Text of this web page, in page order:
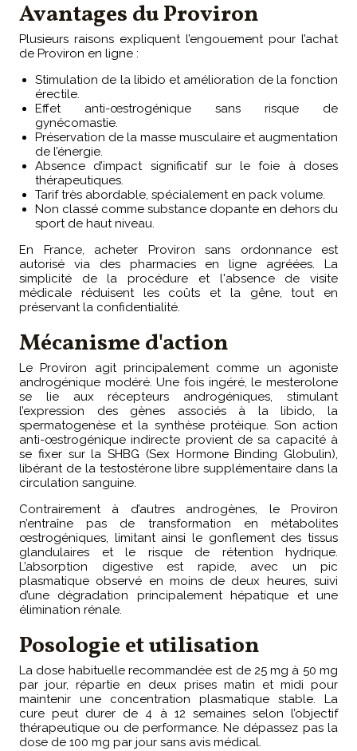
Avantages du Proviron
Plusieurs raisons expliquent l’engouement pour l’achat
de Proviron en ligne :
Stimulation de la libido et amélioration de la fonction
érectile.
Effet anti-œstrogénique sans risque de
gynécomastie.
Préservation de la masse musculaire et augmentation
de l’énergie.
Absence d’impact significatif sur le foie à doses
thérapeutiques.
Tarif très abordable, spécialement en pack volume.
Non classé comme substance dopante en dehors du
sport de haut niveau.
En France, acheter Proviron sans ordonnance est
autorisé via des pharmacies en ligne agréées. La
simplicité de la procédure et l'absence de visite
médicale réduisent les coûts et la gêne, tout en
préservant la confidentialité.
Mécanisme d'action
Le Proviron agit principalement comme un agoniste
androgénique modéré. Une fois ingéré, le mesterolone
se lie aux récepteurs androgéniques, stimulant
l’expression des gènes associés à la libido, la
spermatogenèse et la synthèse protéique. Son action
anti-œstrogénique indirecte provient de sa capacité à
se fixer sur la SHBG (Sex Hormone Binding Globulin),
libérant de la testostérone libre supplémentaire dans la
circulation sanguine.
Contrairement à d’autres androgènes, le Proviron
n’entraîne pas de transformation en métabolites
œstrogéniques, limitant ainsi le gonflement des tissus
glandulaires et le risque de rétention hydrique.
L’absorption digestive est rapide, avec un pic
plasmatique observé en moins de deux heures, suivi
d’une dégradation principalement hépatique et une
élimination rénale.
Posologie et utilisation
La dose habituelle recommandée est de 25 mg à 50 mg
par jour, répartie en deux prises matin et midi pour
maintenir une concentration plasmatique stable. La
cure peut durer de 4 à 12 semaines selon l’objectif
thérapeutique ou de performance. Ne dépassez pas la
dose de 100 mg par jour sans avis médical.